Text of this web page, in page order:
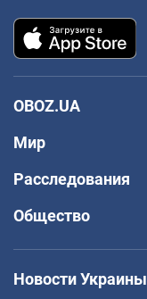
OBOZ.UA
Мир
Расследования
Общество
Новости Украины